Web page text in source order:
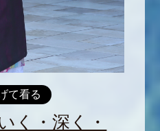
て看る
く・深く・